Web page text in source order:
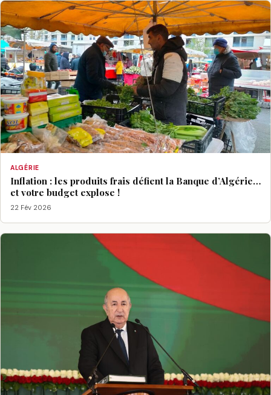
ALGÉRIE
Inflation : les produits frais défient la Banque d’Algérie…
et votre budget explose !
22 Fév 2026